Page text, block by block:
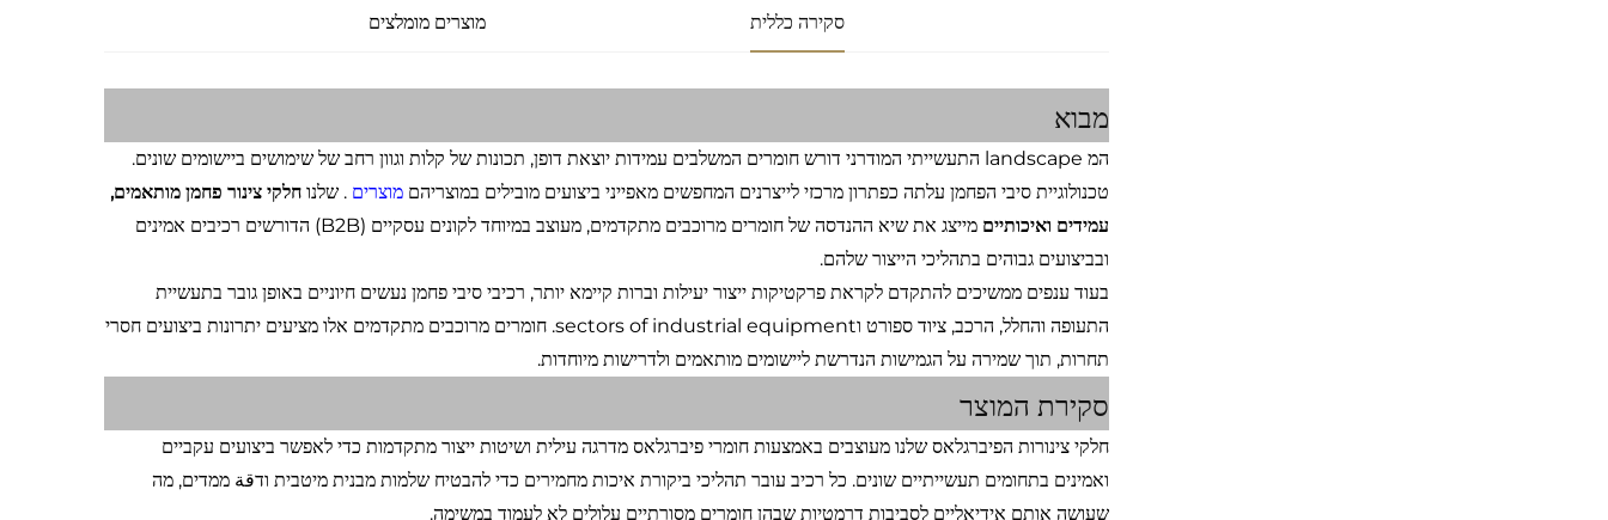
סקירה כללית מוצרים מומלצים
מבוא
המ landscape התעשייתי המודרני דורש חומרים המשלבים עמידות יוצאת דופן, תכונות של קלות וגוון רחב של שימושים ביישומים שונים.
טכנולוגיית סיבי הפחמן עלתה כפתרון מרכזי לייצרנים המחפשים מאפייני ביצועים מובילים במוצריהם מוצרים . שלנו חלקי צינור פחמן מותאמים,
עמידים ואיכותיים
מייצג את שיא ההנדסה של חומרים מרוכבים מתקדמים, מעוצב במיוחד לקונים עסקיים (B2B) הדורשים רכיבים אמינים
ובביצועים גבוהים בתהליכי הייצור שלהם.
בעוד ענפים ממשיכים להתקדם לקראת פרקטיקות ייצור יעילות וברות קיימא יותר, רכיבי סיבי פחמן נעשים חיוניים באופן גובר בתעשיית
התעופה והחלל, הרכב, ציוד ספורט וsectors of industrial equipment. חומרים מרוכבים מתקדמים אלו מציעים יתרונות ביצועים חסרי
תחרות, תוך שמירה על הגמישות הנדרשת ליישומים מותאמים ולדרישות מיוחדות.
סקירת המוצר
חלקי צינורות הפיברגלאס שלנו מעוצבים באמצעות חומרי פיברגלאס מדרגה עילית ושיטות ייצור מתקדמות כדי לאפשר ביצועים עקביים
ואמינים בתחומים תעשייתיים שונים. כל רכיב עובר תהליכי ביקורת איכות מחמירים כדי להבטיח שלמות מבנית מיטבית ודقة ממדים, מה
שעושה אותם אידיאליים לסביבות דרמטיות שבהן חומרים מסורתיים עלולים לא לעמוד במשימה.